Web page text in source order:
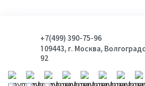
+7(499) 390-75-96
109443, г. Москва,
92